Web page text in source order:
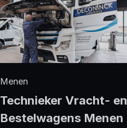
Menen
Technieker Vracht- en
Bestelwagens Menen